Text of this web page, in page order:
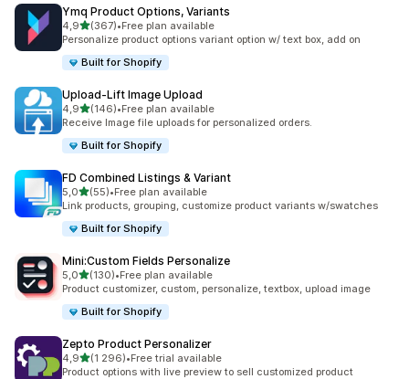
Ymq Product Options, Variants
4,9/ 5 tähteä
(367)
367 arvostelua yhteensä
•Free plan available
Personalize product options variant option w/ text box, add on
Built for Shopify
Upload‑Lift Image Upload
4,9/ 5 tähteä
(146)
146 arvostelua yhteensä
•Free plan available
Receive Image file uploads for personalized orders.
Built for Shopify
FD Combined Listings & Variant
5,0/ 5 tähteä
(55)
55 arvostelua yhteensä
•Free plan available
Link products, grouping, customize product variants w/swatches
Built for Shopify
Mini:Custom Fields Personalize
5,0/ 5 tähteä
(130)
130 arvostelua yhteensä
•Free plan available
Product customizer, custom, personalize, textbox, upload image
Built for Shopify
Zepto Product Personalizer
4,9/ 5 tähteä
(1 296)
1296 arvostelua yhteensä
•Free trial available
Product options with live preview to sell customized product